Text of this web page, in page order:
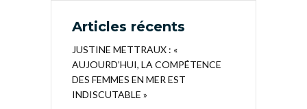
Articles récents
JUSTINE METTRAUX : «
AUJOURD’HUI, LA COMPÉTENCE
DES FEMMES EN MER EST
INDISCUTABLE »